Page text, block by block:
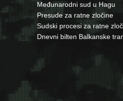
Međunarodni sud u Hagu
Presude za ratne zločine
Sudski procesi za ratne
Dnevni bilten Balkanske